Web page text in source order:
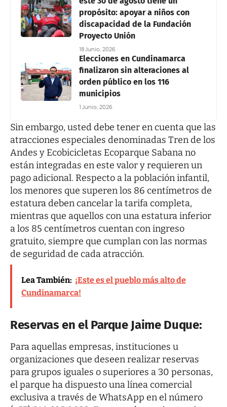
propósito: apoyar a niños con
discapacidad de la Fundación
Proyecto Unión
18 Junio, 2026
Elecciones en Cundinamarca
finalizaron sin alteraciones al
orden público en los 116
municipios
1 Junio, 2026
Sin embargo, usted debe tener en cuenta que las
atracciones especiales denominadas Tren de los
Andes y Ecobicicletas Ecoparque Sabana no
están integradas en este valor y requieren un
pago adicional. Respecto a la población infantil,
los menores que superen los 86 centímetros de
estatura deben cancelar la tarifa completa,
mientras que aquellos con una estatura inferior
a los 85 centímetros cuentan con ingreso
gratuito, siempre que cumplan con las normas
de seguridad de cada atracción.
Lea También: ¡Este es el pueblo más alto de
Cundinamarca!
Reservas en el Parque Jaime Duque:
Para aquellas empresas, instituciones u
organizaciones que deseen realizar reservas
para grupos iguales o superiores a 30 personas,
el parque ha dispuesto una línea comercial
exclusiva a través de WhatsApp en el número